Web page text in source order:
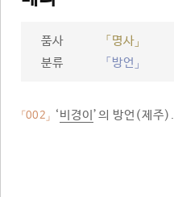
품사
「명사」
분류
「방언」
「002」 ‘비경이 ’의 방언(제주).